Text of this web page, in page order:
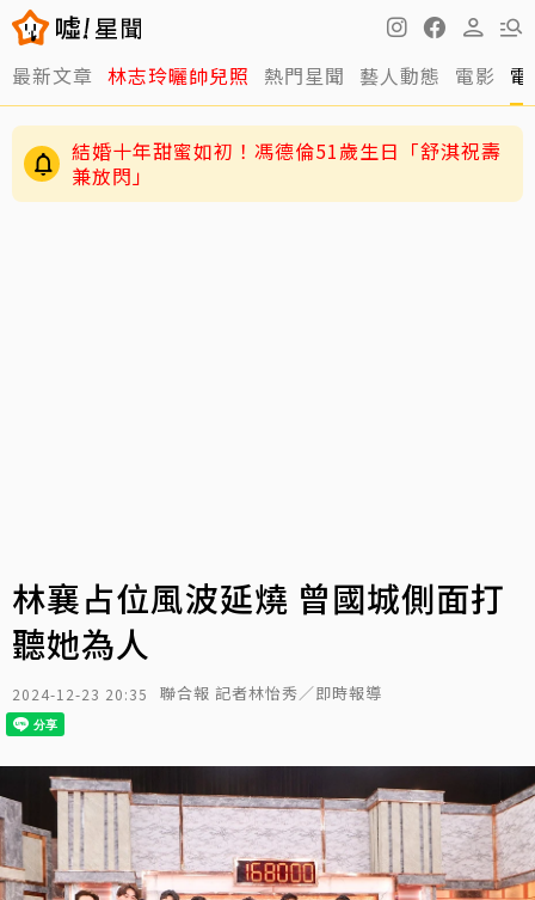
最新文章 林志玲曬帥兒照 熱門星聞 藝人動態 電影
結婚十年甜蜜如初！馮德倫51歲生日「舒淇祝壽
兼放閃」
林襄占位風波延燒 曾國城側面打
聽她為人
2024-12-23 20:35 聯合報 記者林怡秀／即時報導